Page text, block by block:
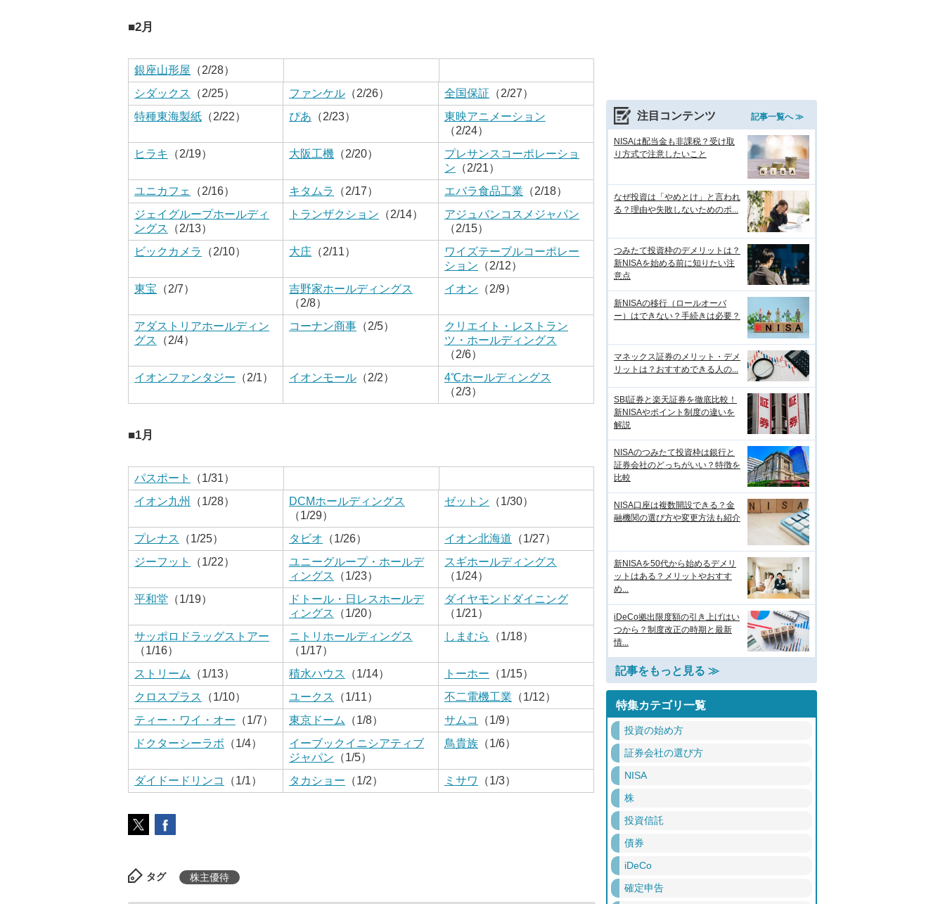
■2月
銀座山形屋 （2/28）
シダックス
（2/25） ファンケル （2/26） 全国保証 （2/27）
特種東海製紙 （2/22） ぴあ （2/23）
東映アニメーション
（2/24）
ヒラキ
（2/19） 大阪工機 （2/20）
プレサンスコーポレーショ
ン （2/21）
ユニカフェ
（2/16） キタムラ （2/17） エバラ食品工業 （2/18）
ジェイグループホールディ
ングス
（2/13）
トランザクション （2/14）
アジュバンコスメジャパン
（2/15）
ビックカメラ
（2/10） 大庄 （2/11）
ワイズテーブルコーポレー
ション （2/12）
東宝 （2/7）
吉野家ホールディングス
（2/8）
イオン （2/9）
アダストリアホールディン
グス
（2/4）
コーナン商事 （2/5）
クリエイト・レストラン
ツ・ホールディングス
（2/6）
イオンファンタジー （2/1） イオンモール （2/2）
4℃ホールディングス
（2/3）
■1月
パスポート
（1/31）
イオン九州
（1/28）
DCMホールディングス
（1/29）
ゼットン （1/30）
プレナス （1/25） タビオ （1/26） イオン北海道 （1/27）
ジーフット
（1/22）
ユニーグループ・ホールデ
ィングス
（1/23）
スギホールディングス
（1/24）
平和堂 （1/19）
ドトール・日レスホールデ
ィングス
（1/20）
ダイヤモンドダイニング
（1/21）
サッポロドラッグストアー
（1/16）
ニトリホールディングス
（1/17）
しまむら （1/18）
ストリーム （1/13） 積水ハウス （1/14） トーホー （1/15）
クロスプラス
（1/10） ユークス （1/11） 不二電機工業 （1/12）
ティー・ワイ・オー （1/7） 東京ドーム （1/8） サムコ
（1/9）
ドクターシーラボ （1/4）
イーブックイニシアティブ
ジャパン （1/5）
鳥貴族 （1/6）
ダイドードリンコ （1/1） タカショー （1/2） ミサワ （1/3）
タグ 株主優待
注目コンテンツ 記事一覧へ ≫
NISAは配当金も非課税？受け取
り方式で注意したいこと
なぜ投資は「やめとけ」と言われ
る？理由や失敗しないためのポ...
つみたて投資枠のデメリットは？
新NISAを始める前に知りたい注
意点
新NISAの移行（ロールオーバ
ー）はできない？手続きは必要？
マネックス証券のメリット・デメ
リットは？おすすめできる人の...
SBI証券と楽天証券を徹底比較！
新NISAやポイント制度の違いを
解説
NISAのつみたて投資枠は銀行と
証券会社のどっちがいい？特徴を
比較
NISA口座は複数開設できる？金
融機関の選び方や変更方法も紹介
新NISAを50代から始めるデメリ
ットはある？メリットやおすす
め...
iDeCo拠出限度額の引き上げはい
つから？制度改正の時期と最新
情...
記事をもっと見る ≫
特集カテゴリ一覧
投資の始め方
証券会社の選び方
NISA
株
投資信託
債券
iDeCo
確定申告